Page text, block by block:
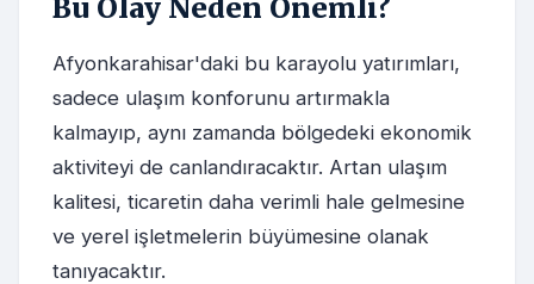
Bu Olay Neden Önemli?
Afyonkarahisar'daki bu karayolu yatırımları,
sadece ulaşım konforunu artırmakla
kalmayıp, aynı zamanda bölgedeki ekonomik
aktiviteyi de canlandıracaktır. Artan ulaşım
kalitesi, ticaretin daha verimli hale gelmesine
ve yerel işletmelerin büyümesine olanak
tanıyacaktır.